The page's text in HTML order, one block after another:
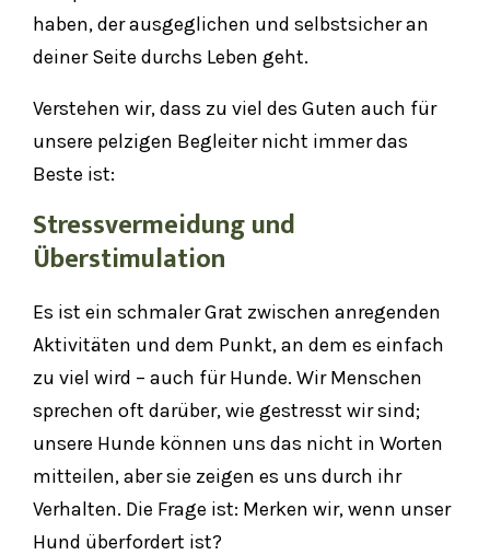
haben, der ausgeglichen und selbstsicher an
deiner Seite durchs Leben geht.
Verstehen wir, dass zu viel des Guten auch für
unsere pelzigen Begleiter nicht immer das
Beste ist:
Stressvermeidung und
Überstimulation
Es ist ein schmaler Grat zwischen anregenden
Aktivitäten und dem Punkt, an dem es einfach
zu viel wird – auch für Hunde. Wir Menschen
sprechen oft darüber, wie gestresst wir sind;
unsere Hunde können uns das nicht in Worten
mitteilen, aber sie zeigen es uns durch ihr
Verhalten. Die Frage ist: Merken wir, wenn unser
Hund überfordert ist?